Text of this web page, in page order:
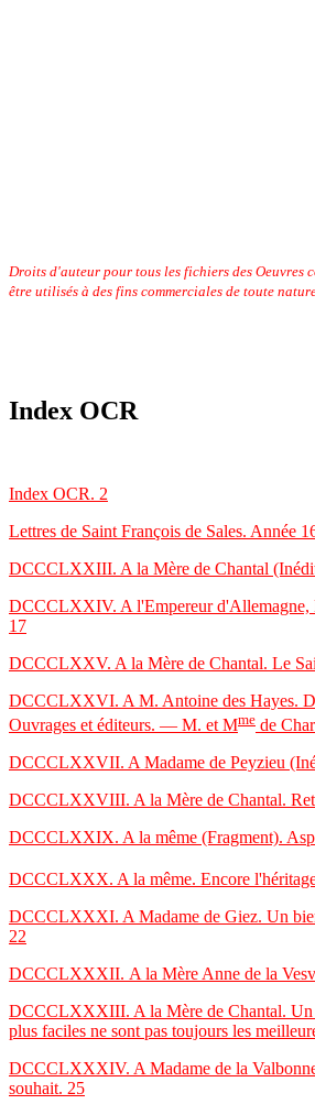
Droits d'auteur pour tous les fichiers des Oeuvres
être utilisés à des fins commerciales de toute
Index OCR
Index OCR. 2
Lettres de Saint François de Sales. Année
DCCCLXXIII. A la Mère de Chantal
DCCCLXXIV. A l'Empereur d'Allemagne,
17
DCCCLXXV. A la Mère de Chantal. Le
DCCCLXXVI. A M. Antoine des Hayes.
Ouvrages et éditeurs. — M. et Mme de
DCCCLXXVII. A Madame de Peyzieu
DCCCLXXVIII. A la Mère de Chantal.
DCCCLXXIX. A la même (Fragment).
DCCCLXXX. A la même. Encore
DCCCLXXXI. A Madame de Giez. Un
22
DCCCLXXXII. A la Mère Anne de la
DCCCLXXXIII. A la Mère de Chantal. Un
plus faciles ne sont pas toujours les
DCCCLXXXIV. A Madame de la
souhait. 25